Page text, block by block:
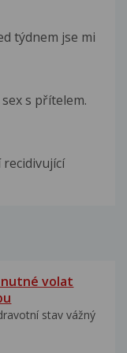
týdnem jse mi
s přítelem.
volat
stav vážný